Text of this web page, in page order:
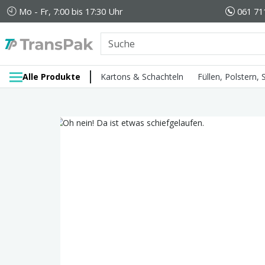
Mo - Fr, 7:00 bis 17:30 Uhr 061
Alle Produkte Kartons & Schachteln Füllen, Polstern,